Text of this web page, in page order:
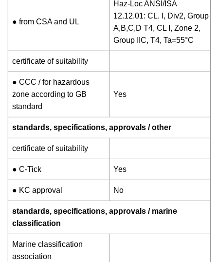
● from CSA and UL
Haz-Loc ANSI/ISA
12.12.01: CL. I, Div2, Group
A,B,C,D T4, CL I, Zone 2,
Group IIC, T4, Ta=55°C
certificate of suitability
● CCC / for hazardous
zone according to GB
standard
Yes
standards, specifications, approvals / other
certificate of suitability
● C-Tick Yes
● KC approval No
standards, specifications, approvals / marine
classification
Marine classification
association